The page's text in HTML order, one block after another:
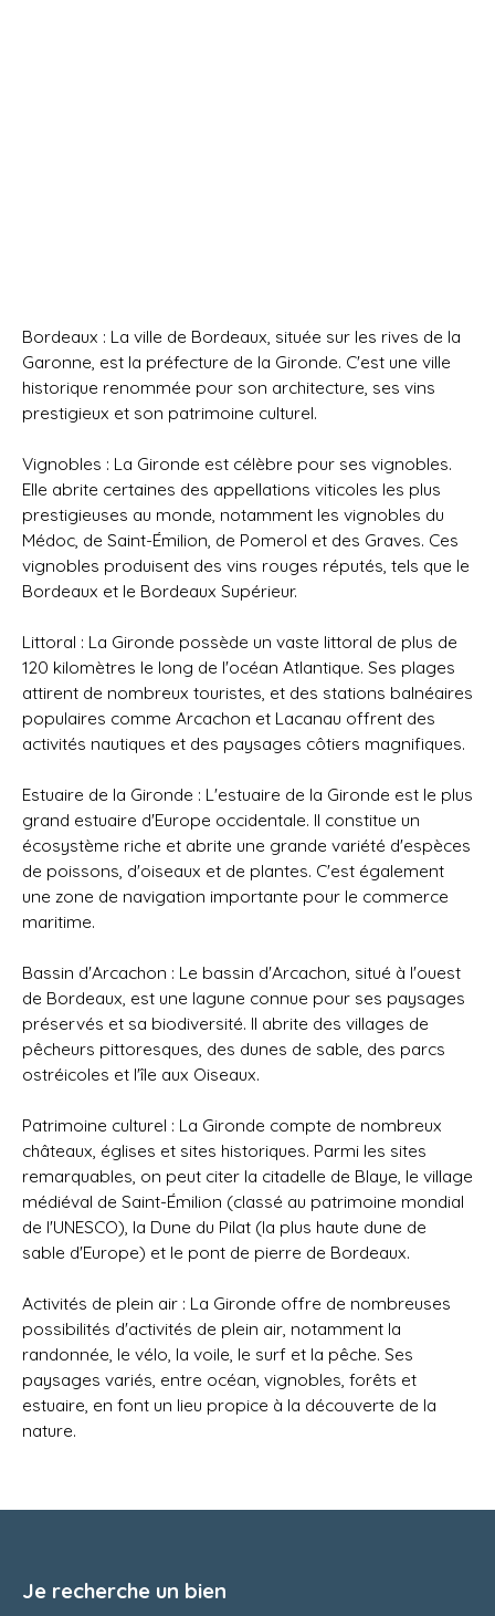
Bordeaux : La ville de Bordeaux, située sur les rives de la
Garonne, est la préfecture de la Gironde. C'est une ville
historique renommée pour son architecture, ses vins
prestigieux et son patrimoine culturel.
Vignobles : La Gironde est célèbre pour ses vignobles.
Elle abrite certaines des appellations viticoles les plus
prestigieuses au monde, notamment les vignobles du
Médoc, de Saint-Émilion, de Pomerol et des Graves. Ces
vignobles produisent des vins rouges réputés, tels que le
Bordeaux et le Bordeaux Supérieur.
Littoral : La Gironde possède un vaste littoral de plus de
120 kilomètres le long de l'océan Atlantique. Ses plages
attirent de nombreux touristes, et des stations balnéaires
populaires comme Arcachon et Lacanau offrent des
activités nautiques et des paysages côtiers magnifiques.
Estuaire de la Gironde : L'estuaire de la Gironde est le plus
grand estuaire d'Europe occidentale. Il constitue un
écosystème riche et abrite une grande variété d'espèces
de poissons, d'oiseaux et de plantes. C'est également
une zone de navigation importante pour le commerce
maritime.
Bassin d'Arcachon : Le bassin d'Arcachon, situé à l'ouest
de Bordeaux, est une lagune connue pour ses paysages
préservés et sa biodiversité. Il abrite des villages de
pêcheurs pittoresques, des dunes de sable, des parcs
ostréicoles et l'île aux Oiseaux.
Patrimoine culturel : La Gironde compte de nombreux
châteaux, églises et sites historiques. Parmi les sites
remarquables, on peut citer la citadelle de Blaye, le village
médiéval de Saint-Émilion (classé au patrimoine mondial
de l'UNESCO), la Dune du Pilat (la plus haute dune de
sable d'Europe) et le pont de pierre de Bordeaux.
Activités de plein air : La Gironde offre de nombreuses
possibilités d'activités de plein air, notamment la
randonnée, le vélo, la voile, le surf et la pêche. Ses
paysages variés, entre océan, vignobles, forêts et
estuaire, en font un lieu propice à la découverte de la
nature.
Je recherche un bien